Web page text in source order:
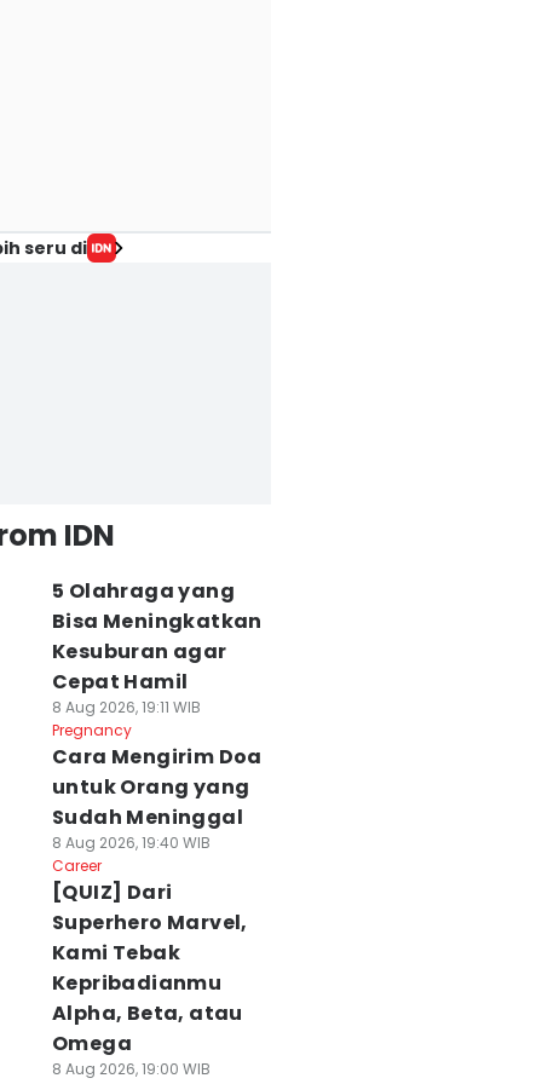
seru di
IDN
5 Olahraga yang
Bisa Meningkatkan
Kesuburan agar
Cepat Hamil
8 Aug 2026, 19:11 WIB
Pregnancy
Cara Mengirim Doa
untuk Orang yang
Sudah Meninggal
8 Aug 2026, 19:40 WIB
Career
[QUIZ] Dari
Superhero Marvel,
Kami Tebak
Kepribadianmu
Alpha, Beta, atau
Omega
8 Aug 2026, 19:00 WIB